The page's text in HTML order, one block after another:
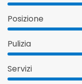
Posizione
Pulizia
Servizi